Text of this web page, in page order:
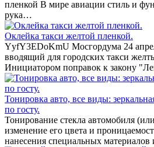
пленкой В мире авиации стиль и
рука…
Оклейка такси желтой пленкой.
YyfY3EDoKmU Мосгордума 24
вводящий для городских такси
Инициатором поправок к закону
Тонировка авто, все виды:
по госту.
Тонирование стекла автомобиля
изменение его цвета и
нанесения специальных